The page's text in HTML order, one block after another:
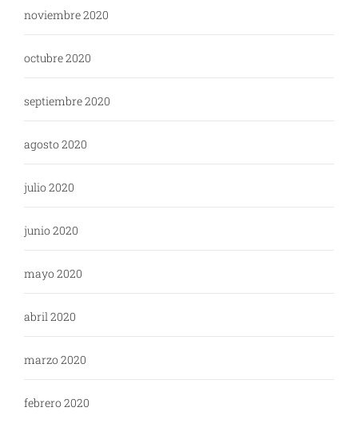
noviembre 2020
octubre 2020
septiembre 2020
agosto 2020
julio 2020
junio 2020
mayo 2020
abril 2020
marzo 2020
febrero 2020